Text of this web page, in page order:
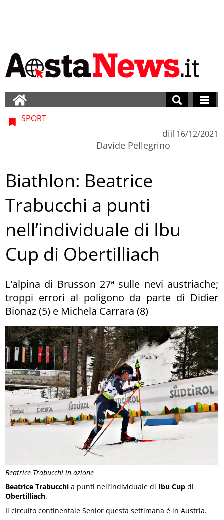
Beatrice Trabucchi in azione
SPORT
di
Davide Pellegrino
il 16/12/2021
Biathlon: Beatrice
Trabucchi a punti
nell’individuale di Ibu
Cup di Obertilliach
L'alpina di Brusson 27ª sulle nevi austriache;
troppi errori al poligono da parte di Didier
Bionaz (5) e Michela Carrara (8)
Beatrice Trabucchi a punti nell’individuale di Ibu Cup di
Obertilliach.
Il circuito continentale Senior questa settimana è in Austria.